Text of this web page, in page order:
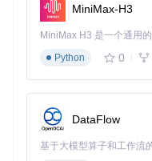
评估ORM框架应从以下
功能完备性 ：是否支
业级特性
可扩展性：是否支持
学习曲线：API设计是
况
迁移成本：与现有系
MiniMax-H3
Python
0
DataFlow
基于大模型算子和工作流